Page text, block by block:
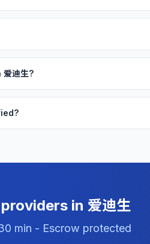
迪生?
in 爱迪生
min - Escrow protected